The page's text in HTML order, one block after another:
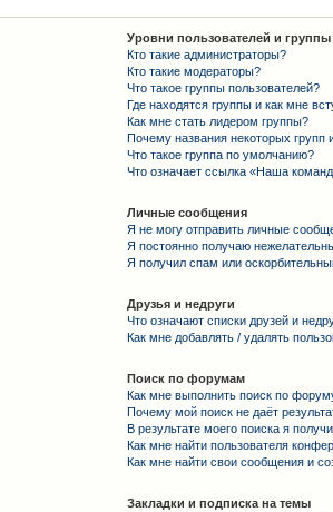
Уровни пользователей и группы
Кто такие администраторы?
Кто такие модераторы?
Что такое группы пользователей?
Где находятся группы и как мне
Как мне стать лидером группы?
Почему названия некоторых групп
Что такое группа по умолчанию?
Что означает ссылка «Наша
Личные сообщения
Я не могу отправить личные
Я постоянно получаю
Я получил спам или
Друзья и недруги
Что означают списки друзей и
Как мне добавлять / удалять
Поиск по форумам
Как мне выполнить поиск по
Почему мой поиск не даёт
В результате моего поиска я
Как мне найти пользователя
Как мне найти свои сообщения и
Закладки и подписка на темы